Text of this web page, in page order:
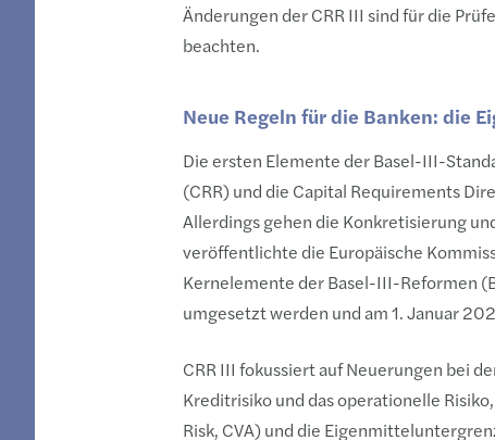
Änderungen der CRR III sind für die
beachten.
Neue Regeln für die Banken: die
Die ersten Elemente der Basel-III-
(CRR) und die Capital Requirements
Allerdings gehen die Konkretisierung
veröffentlichte die Europäische
Kernelemente der Basel-III-Reformen
umgesetzt werden und am 1. Januar
CRR III fokussiert auf Neuerungen bei
Kreditrisiko und das operationelle
Risk, CVA) und die